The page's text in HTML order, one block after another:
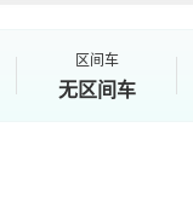
区间车
无区间车